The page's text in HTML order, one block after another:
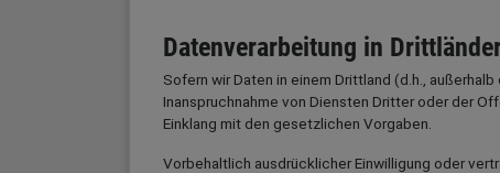
Datenverarbeitung in
Sofern wir Daten in einem Drittland (d.h.,
Inanspruchnahme von Diensten Dritter oder der
Einklang mit den gesetzlichen Vorgaben.
Vorbehaltlich ausdrücklicher Einwilligung oder